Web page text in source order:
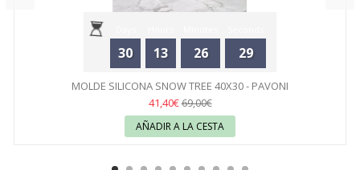
30 13 26 29
MOLDE SILICONA SNOW TREE 40X30 - PAVONI
41,40€69,00€
AÑADIR A LA CESTA